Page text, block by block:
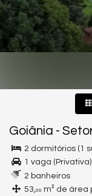
Goiânia -
2 dormitórios (1
1 vaga (Privativa)
2 banheiros
53,00 m² de área